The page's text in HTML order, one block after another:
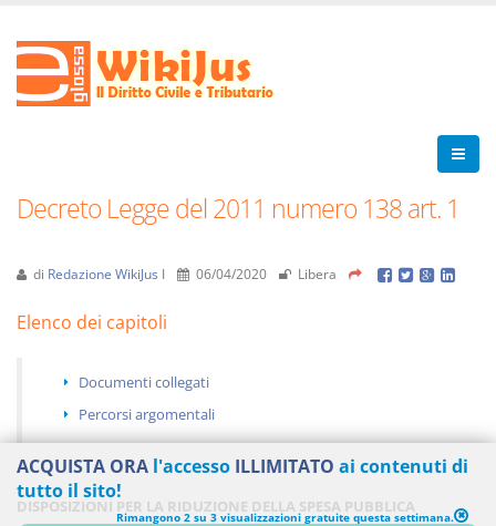
Decreto Legge del 2011 numero 138 art. 1
di Redazione WikiJus I 06/04/2020 Libera
Elenco dei capitoli
Documenti collegati
Percorsi argomentali
DISPOSIZIONI PER LA RIDUZIONE DELLA SPESA PUBBLICA
ACQUISTA ORA l'accesso ILLIMITATO ai contenuti di
tutto il sito!
Rimangono 2 su 3 visualizzazioni gratuite questa settimana.